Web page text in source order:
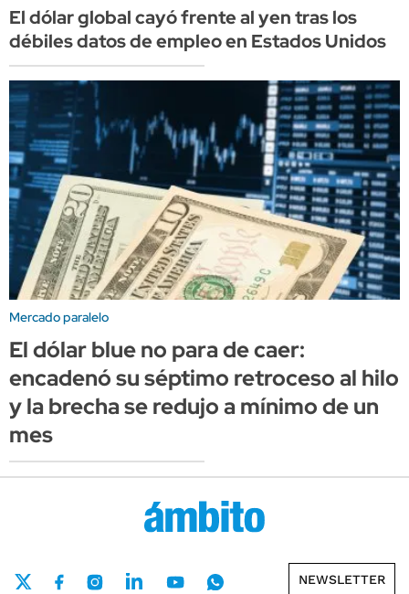
El dólar global cayó frente al yen tras los
débiles datos de empleo en Estados Unidos
Mercado paralelo
El dólar blue no para de caer:
encadenó su séptimo retroceso al hilo
y la brecha se redujo a mínimo de un
mes
NEWSLETTER